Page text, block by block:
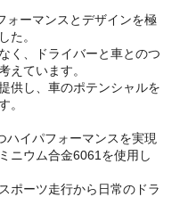
ォーマンスとデザインを極
た。
く、ドライバーと車とのつ
えています。
供し、車のポテンシャルを
。
ハイパフォーマンスを実現
ニウム合金6061を使用し
ポーツ走行から日常のドラ